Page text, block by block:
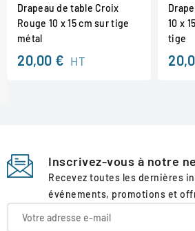
Drapeau de table Croix
Rouge 10 x 15 cm sur tige
métal
20,00 € HT
10 x
tige
Inscrivez-vous à notre
Recevez toutes les dernières
événements, promotions et